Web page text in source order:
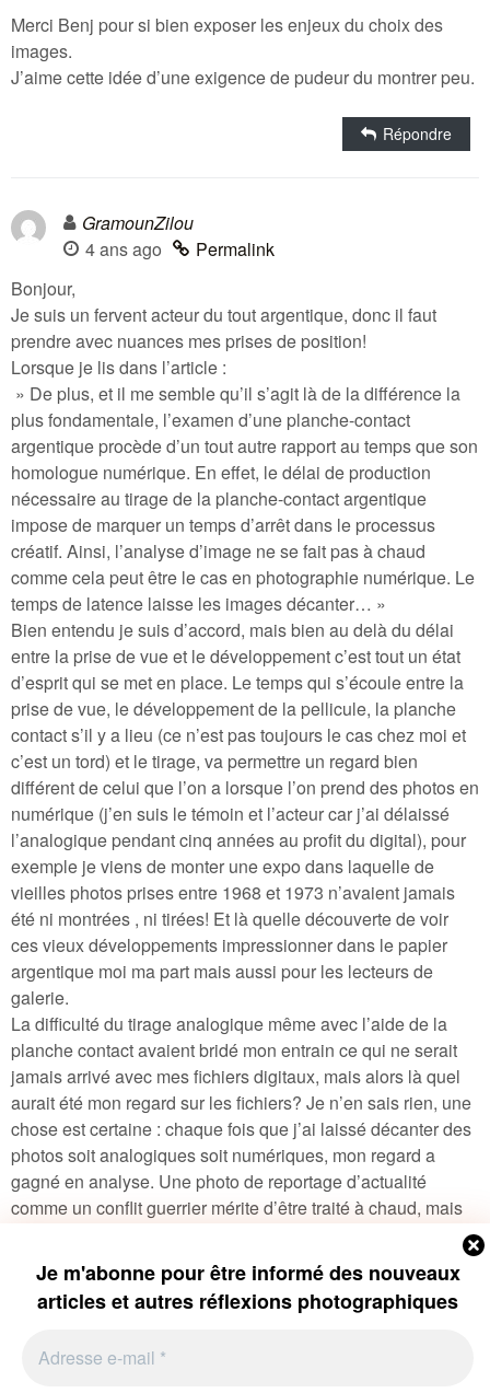
Je m'abonne pour être informé des nouveaux
articles et autres réflexions photographiques
Merci Benj pour si bien exposer les enjeux du choix des
images.
J’aime cette idée d’une exigence de pudeur du montrer peu.
Répondre
GramounZilou
4 ans ago
Permalink
Bonjour,
Je suis un fervent acteur du tout argentique, donc il faut
prendre avec nuances mes prises de position!
Lorsque je lis dans l’article :
» De plus, et il me semble qu’il s’agit là de la différence la
plus fondamentale, l’examen d’une planche-contact
argentique procède d’un tout autre rapport au temps que son
homologue numérique. En effet, le délai de production
nécessaire au tirage de la planche-contact argentique
impose de marquer un temps d’arrêt dans le processus
créatif. Ainsi, l’analyse d’image ne se fait pas à chaud
comme cela peut être le cas en photographie numérique. Le
temps de latence laisse les images décanter… »
Bien entendu je suis d’accord, mais bien au delà du délai
entre la prise de vue et le développement c’est tout un état
d’esprit qui se met en place. Le temps qui s’écoule entre la
prise de vue, le développement de la pellicule, la planche
contact s’il y a lieu (ce n’est pas toujours le cas chez moi et
c’est un tord) et le tirage, va permettre un regard bien
différent de celui que l’on a lorsque l’on prend des photos en
numérique (j’en suis le témoin et l’acteur car j’ai délaissé
l’analogique pendant cinq années au profit du digital), pour
exemple je viens de monter une expo dans laquelle de
vieilles photos prises entre 1968 et 1973 n’avaient jamais
été ni montrées , ni tirées! Et là quelle découverte de voir
ces vieux développements impressionner dans le papier
argentique moi ma part mais aussi pour les lecteurs de
galerie.
La difficulté du tirage analogique même avec l’aide de la
planche contact avaient bridé mon entrain ce qui ne serait
jamais arrivé avec mes fichiers digitaux, mais alors là quel
aurait été mon regard sur les fichiers? Je n’en sais rien, une
chose est certaine : chaque fois que j’ai laissé décanter des
photos soit analogiques soit numériques, mon regard a
gagné en analyse. Une photo de reportage d’actualité
comme un conflit guerrier mérite d’être traité à chaud, mais
paysage, le portrait, l’humanisme, l’action, le graphisme…)
le lecteur ne s’intéresse pas au côté actuel et là la réflexion
et le délai de parution ne sont pas des critères essentiels!
important sur le résultat final que les prises de vue soient